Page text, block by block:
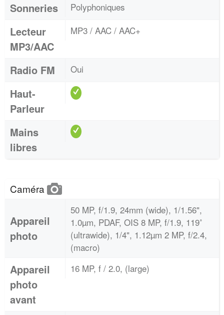
Sonneries Polyphoniques
Lecteur
MP3/AAC
MP3 / AAC / AAC+
Radio FM Oui
Haut-
Parleur
Mains
libres
Caméra
Appareil
photo
50 MP, f/1.9, 24mm (wide), 1/1.56",
1.0µm, PDAF, OIS 8 MP, f/1.9, 119˚
(ultrawide), 1/4", 1.12µm 2 MP, f/2.4,
(macro)
Appareil
photo
avant
16 MP, f / 2.0, (large)